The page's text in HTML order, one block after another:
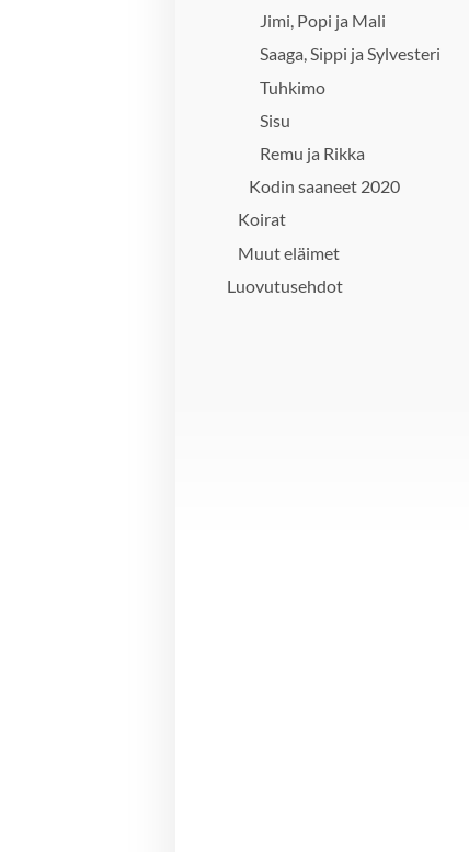
Jimi, Popi ja Mali
Saaga, Sippi ja Sylvesteri
Tuhkimo
Sisu
Remu ja Rikka
Kodin saaneet 2020
Koirat
Muut eläimet
Luovutusehdot